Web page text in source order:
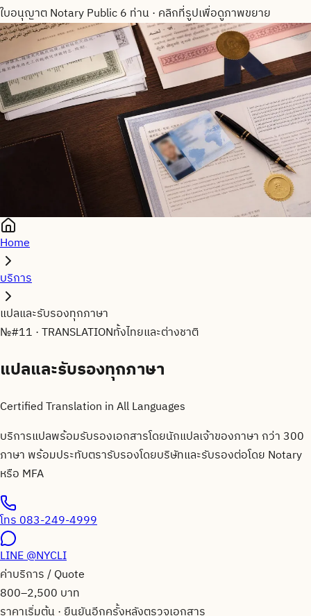
ใบอนุญาต Notary Public 6 ท่าน· คลิกที่รูปเพื่อดูภาพขยาย
Home
บริการ
แปลและรับรองทุกภาษา
№#11 · TRANSLATIONทั้งไทยและต่างชาติ
แปลและรับรองทุกภาษา
Certified Translation in All Languages
บริการแปลพร้อมรับรองเอกสารโดยนักแปลเจ้าของภาษา กว่า 300
ภาษา พร้อมประทับตรารับรองโดยบริษัทและรับรองต่อโดย Notary
หรือ MFA
โทร083-249-4999
LINE@NYCLI
ค่าบริการ / Quote
800–2,500 บาท